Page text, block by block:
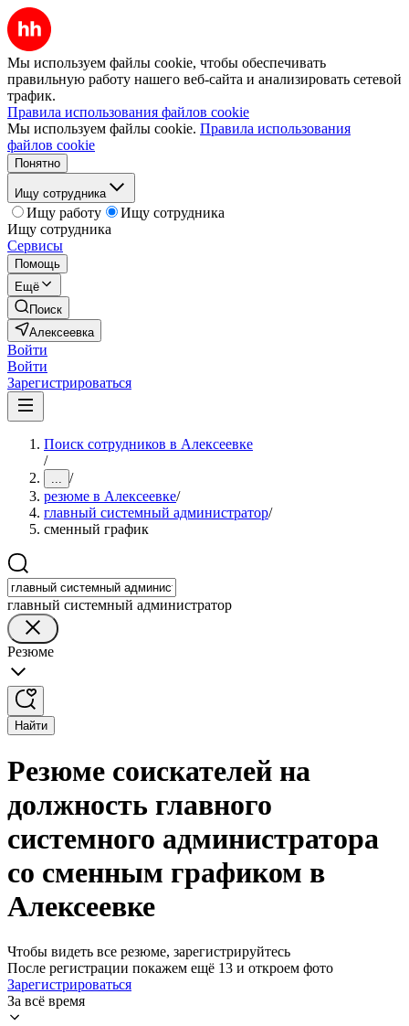
Мы используем файлы cookie, чтобы обеспечивать
правильную работу нашего веб-сайта и анализировать сетевой
трафик.
Правила использования файлов cookie
Мы используем файлы cookie. Правила использования
файлов cookie
Понятно
Ищу сотрудника
Ищу работу
Ищу сотрудника
Ищу сотрудника
Сервисы
Помощь
Ещё
Поиск
Алексеевка
Войти
Войти
Зарегистрироваться
Поиск сотрудников в Алексеевке
/
... /
резюме в Алексеевке/
главный системный администратор/
сменный график
главный системный администратор
Резюме
Найти
Резюме соискателей на
должность главного
системного администратора
со сменным графиком в
Алексеевке
Чтобы видеть все резюме, зарегистрируйтесь
После регистрации покажем ещё 13 и откроем фото
Зарегистрироваться
За всё время